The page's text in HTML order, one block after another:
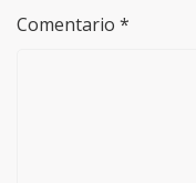
Comentario *